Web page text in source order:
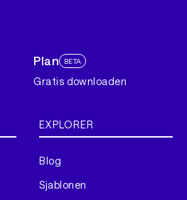
Plan BETA
Gratis downloaden
EXPLORER
Blog
Sjablonen